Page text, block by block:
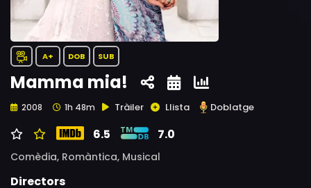
A+ DOB SUB
Mamma mia!
2008 1h 48m Tràiler Llista Doblatge
6.5 7.0
Comèdia, Romàntica, Musical
Directors